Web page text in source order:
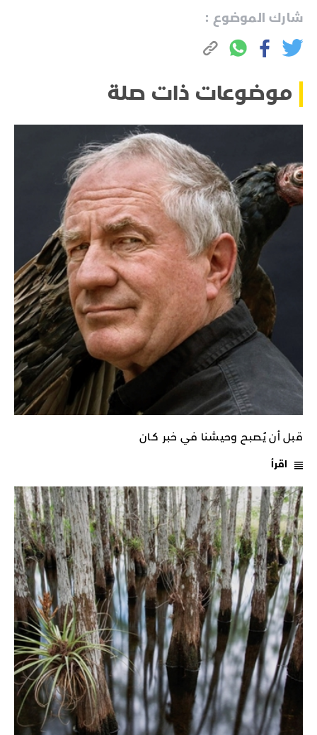
شارك الموضوع :
موضوعات ذات صلة
قبل أن يُصبح وحيشنا في خبر كـان
اقرأ